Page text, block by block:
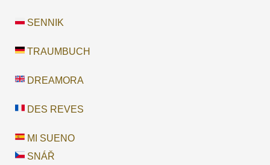
SENNIK
TRAUMBUCH
DREAMORA
DES REVES
MI SUENO
SNÁŘ